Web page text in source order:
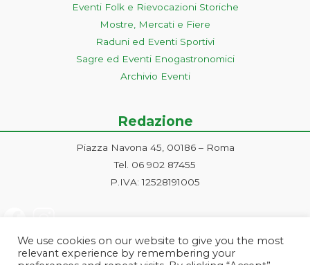
Eventi Folk e Rievocazioni Storiche
Mostre, Mercati e Fiere
Raduni ed Eventi Sportivi
Sagre ed Eventi Enogastronomici
Archivio Eventi
Redazione
Piazza Navona 45, 00186 – Roma
Tel. 06 902 87455
P.IVA: 12528191005
We use cookies on our website to give you the most
relevant experience by remembering your